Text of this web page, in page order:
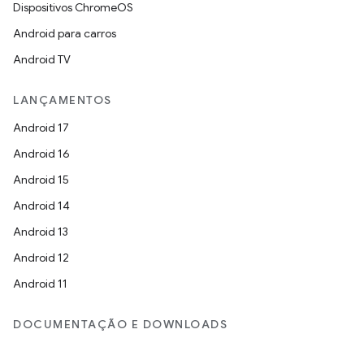
Dispositivos ChromeOS
Android para carros
Android TV
LANÇAMENTOS
Android 17
Android 16
Android 15
Android 14
Android 13
Android 12
Android 11
DOCUMENTAÇÃO E DOWNLOADS